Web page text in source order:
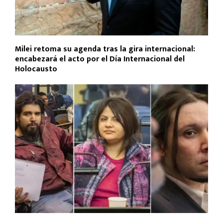
Milei retoma su agenda tras la gira internacional:
encabezará el acto por el Día Internacional del
Holocausto